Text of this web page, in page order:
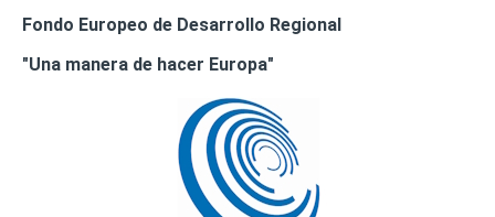
Fondo Europeo de Desarrollo Regional
"Una manera de hacer Europa"